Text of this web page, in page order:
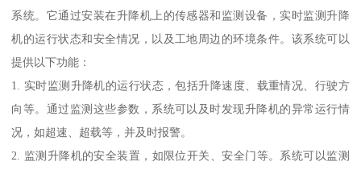
系统。它通过安装在升降机上的传感器和监测设备，实时监测升降
机的运行状态和安全情况，以及工地周边的环境条件。该系统可以
提供以下功能：
1. 实时监测升降机的运行状态，包括升降速度、载重情况、行驶方
向等。通过监测这些参数，系统可以及时发现升降机的异常运行情
况，如超速、超载等，并及时报警。
2. 监测升降机的安全装置，如限位开关、安全门等。系统可以监测